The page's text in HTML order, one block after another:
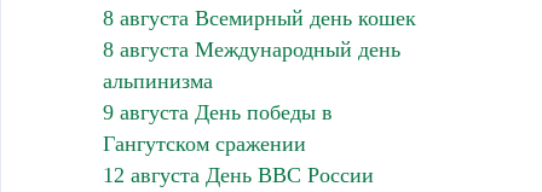
8 августа Всемирный день кошек
8 августа Международный день
альпинизма
9 августа День победы в
Гангутском сражении
12 августа День ВВС России